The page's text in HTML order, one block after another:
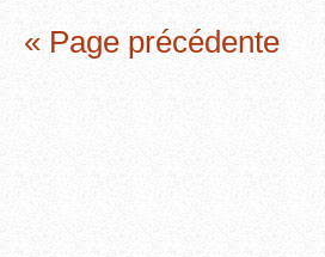
« Page précédente